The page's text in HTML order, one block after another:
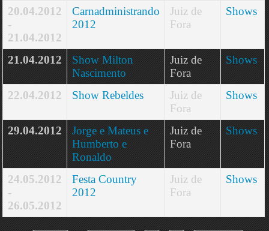
20.04.2012
-
21.04.2012
Carnadministrando
2012
Juiz de
Fora
Shows
21.04.2012
Show Milton
Nascimento
Juiz de
Fora
Shows
22.04.2012 Show Rebeldes
Juiz de
Fora
Shows
29.04.2012
Jorge e Mateus e
Humberto e
Ronaldo
Juiz de
Fora
Shows
24.05.2012
-
26.05.2012
Festa Country
2012
Juiz de
Fora
Shows